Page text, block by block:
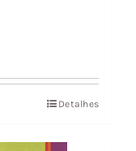
Detalhes